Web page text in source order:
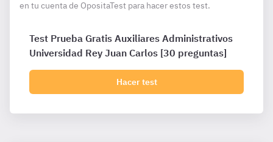
en tu cuenta de OpositaTest para hacer estos test.
Test Prueba Gratis Auxiliares Administrativos
Universidad Rey Juan Carlos [30 preguntas]
Hacer test